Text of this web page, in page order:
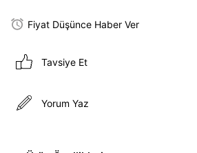
Fiyat Düşünce Haber Ver
Tavsiye Et
Yorum Yaz